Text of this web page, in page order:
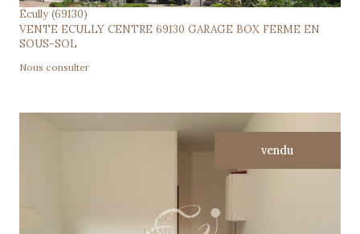
Écully (69130)
VENTE ECULLY CENTRE 69130 GARAGE BOX FERME EN
SOUS-SOL
Nous consulter
vendu